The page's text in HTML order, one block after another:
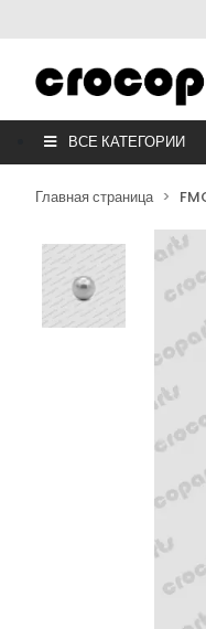
ВСЕ КАТЕГОРИИ
Главная страница